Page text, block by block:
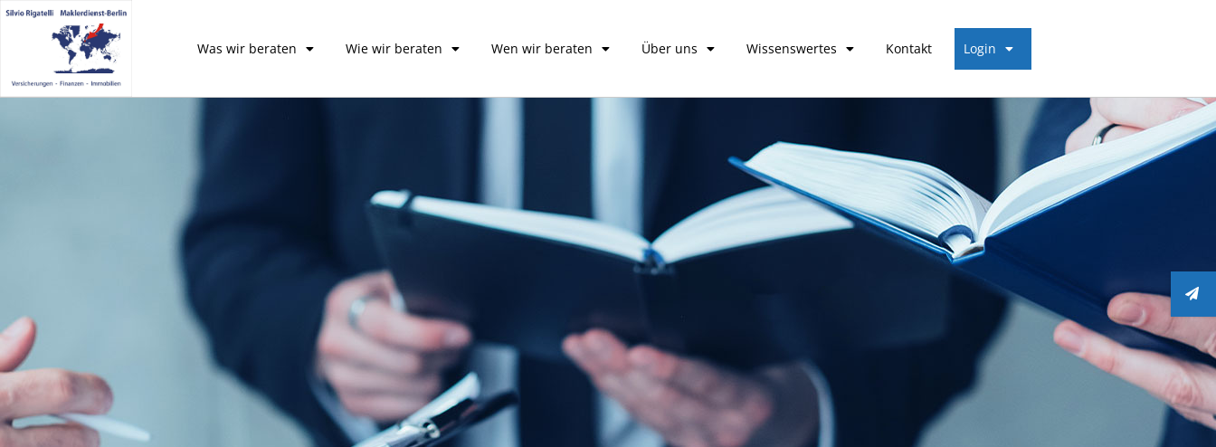
Was wir beraten Wie wir beraten Wen wir beraten Über uns Wissenswertes Kontakt Login